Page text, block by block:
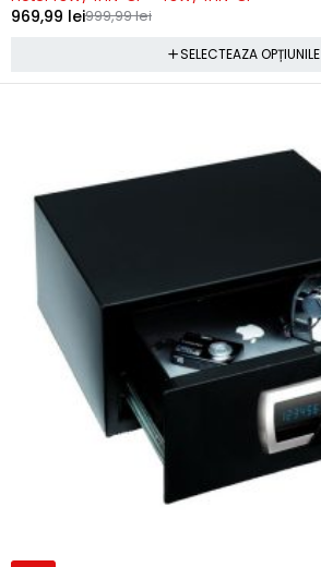
999,99lei
969,99 lei
SELECTEAZA OPȚIUNILE